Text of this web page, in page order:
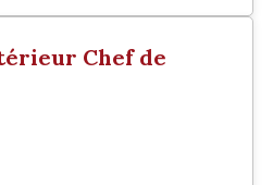
du service sont e…
Chef de